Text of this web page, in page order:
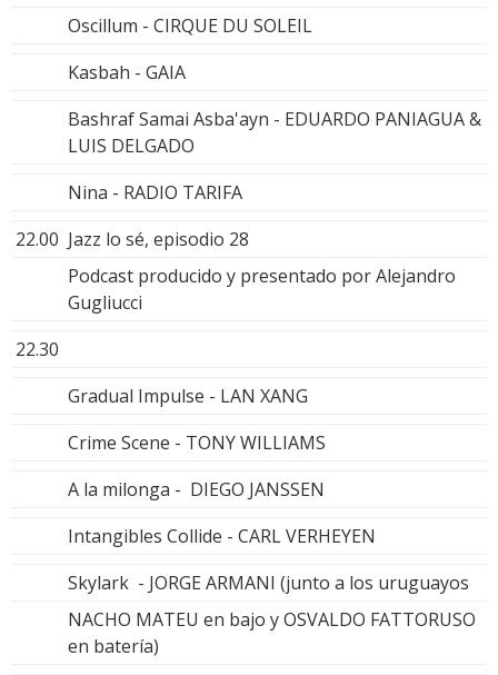
Oscillum - CIRQUE DU SOLEIL
Kasbah - GAIA
Bashraf Samai Asba'ayn - EDUARDO PANIAGUA &
LUIS DELGADO
Nina - RADIO TARIFA
22.00 Jazz lo sé, episodio 28
Podcast producido y presentado por Alejandro
Gugliucci
22.30
Gradual Impulse - LAN XANG
Crime Scene - TONY WILLIAMS
A la milonga - DIEGO JANSSEN
Intangibles Collide - CARL VERHEYEN
Skylark - JORGE ARMANI (junto a los uruguayos
NACHO MATEU en bajo y OSVALDO FATTORUSO
en batería)